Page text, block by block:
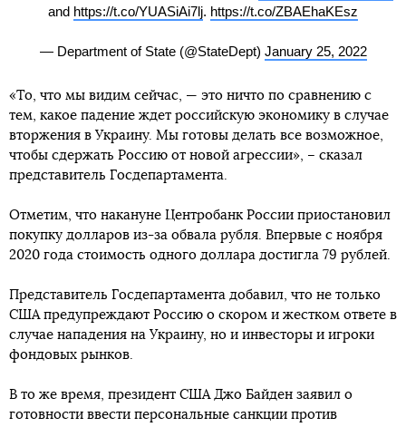
and https://t.co/YUASiAi7lj. https://t.co/ZBAEhaKEsz
— Department of State (@StateDept) January 25, 2022
«То, что мы видим сейчас, — это ничто по сравнению с
тем, какое падение ждет российскую экономику в случае
вторжения в Украину. Мы готовы делать все возможное,
чтобы сдержать Россию от новой агрессии», – сказал
представитель Госдепартамента.
Отметим, что накануне Центробанк России приостановил
покупку долларов из-за обвала рубля. Впервые с ноября
2020 года стоимость одного доллара достигла 79 рублей.
Представитель Госдепартамента добавил, что не только
США предупреждают Россию о скором и жестком ответе в
случае нападения на Украину, но и инвесторы и игроки
фондовых рынков.
В то же время, президент США Джо Байден заявил о
готовности ввести персональные санкции против